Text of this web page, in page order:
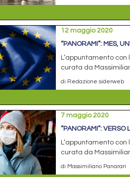
12 maggio 2020
“PANORAMI”: MES,
L’appuntamento
curata da
di Redazione siderweb
7 maggio 2020
“PANORAMI”: VERSO
L’appuntamento
curata da
di Massimiliano Panarari